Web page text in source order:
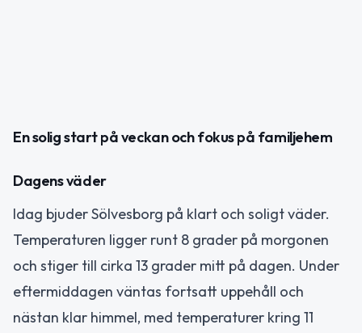
En solig start på veckan och fokus på familjehem
Dagens väder
Idag bjuder Sölvesborg på klart och soligt väder.
Temperaturen ligger runt 8 grader på morgonen
och stiger till cirka 13 grader mitt på dagen. Under
eftermiddagen väntas fortsatt uppehåll och
nästan klar himmel, med temperaturer kring 11